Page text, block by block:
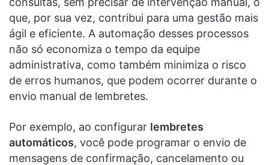
que, por sua vez, contribui para uma gestão mais
ágil e eficiente. A automação desses processos
não só economiza o tempo da equipe
administrativa, como também minimiza o risco
de erros humanos, que podem ocorrer durante o
envio manual de lembretes.
Por exemplo, ao configurar lembretes
automáticos, você pode programar o envio de
mensagens de confirmação, cancelamento ou